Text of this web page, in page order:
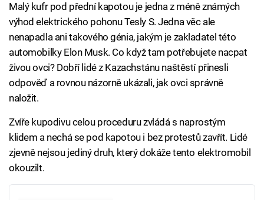
Malý kufr pod přední kapotou je jedna z méně známých
výhod elektrického pohonu Tesly S. Jedna věc ale
nenapadla ani takového génia, jakým je zakladatel této
automobilky Elon Musk. Co když tam potřebujete nacpat
živou ovci? Dobří lidé z Kazachstánu naštěstí přinesli
odpověď a rovnou názorně ukázali, jak ovci správně
naložit.
Zvíře kupodivu celou proceduru zvládá s naprostým
klidem a nechá se pod kapotou i bez protestů zavřít. Lidé
zjevně nejsou jediný druh, který dokáže tento elektromobil
okouzilt.